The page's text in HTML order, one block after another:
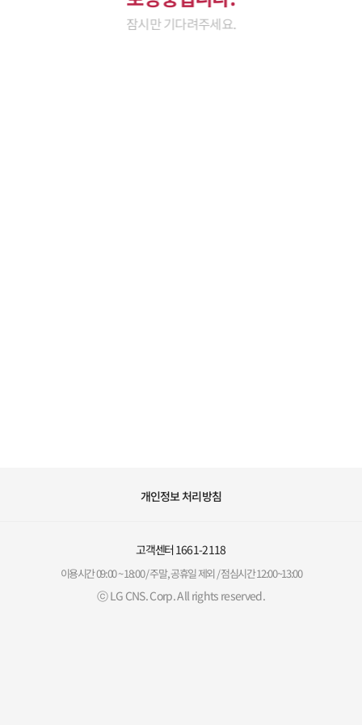
잠시만 기다려주세요.
개인정보 처리방침
고객센터1661-2118
이용시간 09:00 ~ 18:00 / 주말, 공휴일 제외 / 점심시간 12:00~13:00
ⓒ LG CNS. Corp. All rights reserved.